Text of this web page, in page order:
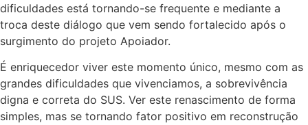
dificuldades está tornando-se frequente e mediante a
troca deste diálogo que vem sendo fortalecido após o
surgimento do projeto Apoiador.
É enriquecedor viver este momento único, mesmo com as
grandes dificuldades que vivenciamos, a sobrevivência
digna e correta do SUS. Ver este renascimento de forma
simples, mas se tornando fator positivo em reconstrução